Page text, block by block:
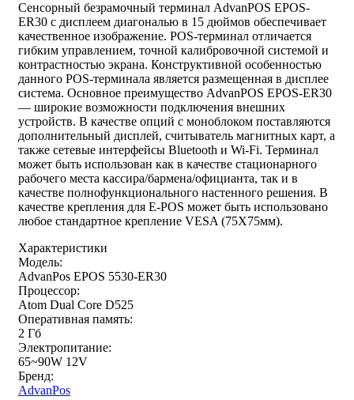
Сенсорный безрамочный терминал AdvanPOS EPOS-
ER30 с дисплеем диагональю в 15 дюймов обеспечивает
качественное изображение. POS-терминал отличается
гибким управлением, точной калибровочной системой и
контрастностью экрана. Конструктивной особенностью
данного POS-терминала является размещенная в дисплее
система. Основное преимущество AdvanPOS EPOS-ER30
— широкие возможности подключения внешних
устройств. В качестве опций с моноблоком поставляются
дополнительный дисплей, считыватель магнитных карт, а
также сетевые интерфейсы Bluetooth и Wi-Fi. Терминал
может быть использован как в качестве стационарного
рабочего места кассира/бармена/официанта, так и в
качестве полнофункционального настенного решения. В
качестве крепления для E-POS может быть использовано
любое стандартное крепление VESA (75Х75мм).
Характеристики
Модель:
AdvanPos EPOS 5530-ER30
Процессор:
Atom Dual Core D525
Оперативная память:
2 Гб
Электропитание:
65~90W 12V
Бренд:
AdvanPos